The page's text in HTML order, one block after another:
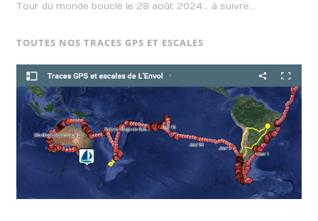
Tour du monde bouclé le 28 août 2024… à suivre…
TOUTES NOS TRACES GPS ET ESCALES